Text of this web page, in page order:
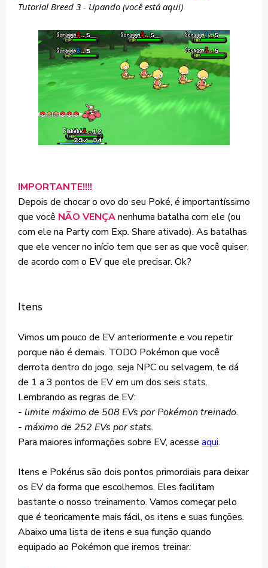
Tutorial Breed 3 - Upando (você está aqui)
IMPORTANTE!!!!
Depois de chocar o ovo do seu Poké, é importantíssimo
que você NÃO VENÇAnenhuma batalha com ele (ou
com ele na Party com Exp. Share ativado). As batalhas
que ele vencer no início tem que ser as que você quiser,
de acordo com o EV que ele precisar. Ok?
Itens
Vimos um pouco de EV anteriormente e vou repetir
porque não é demais. TODO Pokémon que você
derrota dentro do jogo, seja NPC ou selvagem, te dá
de 1 a 3 pontos de EV em um dos seis stats.
Lembrando as regras de EV:
- limite máximo de 508 EVs por Pokémon treinado.
- máximo de 252 EVs por stats.
Para maiores informações sobre EV, acesse aqui.
Itens e Pokérus são dois pontos primordiais para deixar
os EV da forma que escolhemos. Eles facilitam
bastante o nosso treinamento. Vamos começar pelo
que é teoricamente mais fácil, os itens e suas funções.
Abaixo uma lista de itens e sua função quando
equipado ao Pokémon que iremos treinar.